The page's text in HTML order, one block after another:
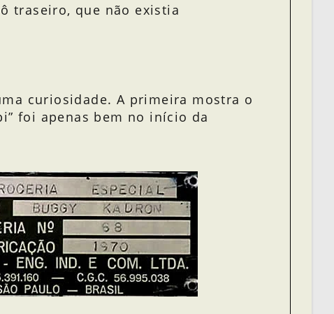
traseiro, que não existia
curiosidade. A primeira mostra o
foi apenas bem no início da